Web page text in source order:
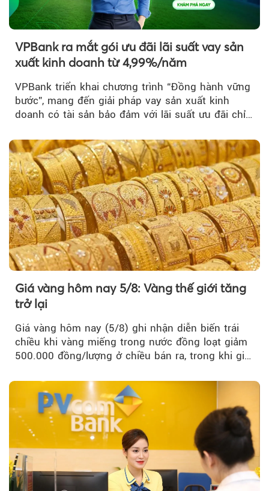
VPBank ra mắt gói ưu đãi lãi suất vay sản
xuất kinh doanh từ 4,99%/năm
VPBank triển khai chương trình “Đồng hành vững
bước”, mang đến giải pháp vay sản xuất kinh
doanh có tài sản bảo đảm với lãi suất ưu đãi chỉ
Giá vàng hôm nay 5/8: Vàng thế giới tăng
trở lại
Giá vàng hôm nay (5/8) ghi nhận diễn biến trái
chiều khi vàng miếng trong nước đồng loạt giảm
500.000 đồng/lượng ở chiều bán ra, trong khi giá
thương hiệu.